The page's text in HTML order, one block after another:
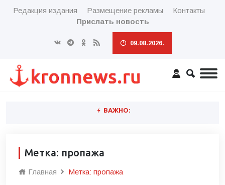
Редакция издания Размещение рекламы
Контакты
Прислать новость
09.08.2026.
ВАЖНО:
Метка: пропажа
Главная Метка: пропажа